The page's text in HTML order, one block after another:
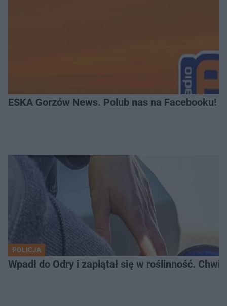
ESKA Gorzów News. Polub nas na Facebooku!
POLICJA
Wpadł do Odry i zaplątał się w roślinność.